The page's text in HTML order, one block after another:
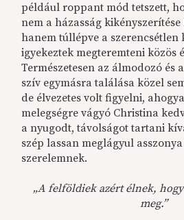
például roppant mód tetszett,
nem a házasság
hanem túllépve a szerencsétlen
igyekeztek megteremteni közös
Természetesen az álmodozó és
szív egymásra találása közel
de élvezetes volt figyelni,
melegségre vágyó Christina
a nyugodt, távolságot tartani
szép lassan meglágyul
szerelemnek.
„A felföldiek azért élnek,
meg.”